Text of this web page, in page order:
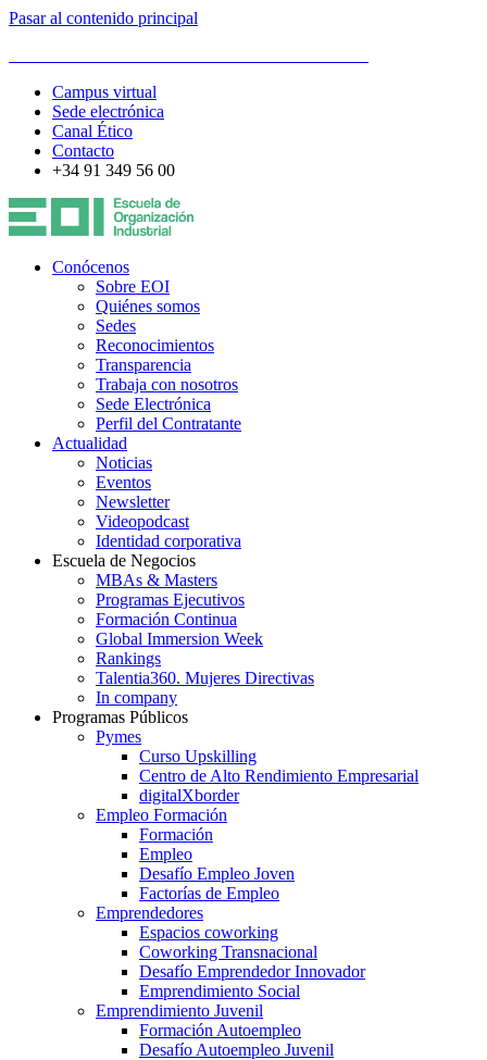
Pasar al contenido principal
Campus virtual
Sede electrónica
Canal Ético
Contacto
+34 91 349 56 00
Conócenos
Sobre EOI
Quiénes somos
Sedes
Reconocimientos
Transparencia
Trabaja con nosotros
Sede Electrónica
Perfil del Contratante
Actualidad
Noticias
Eventos
Newsletter
Videopodcast
Identidad corporativa
Escuela de Negocios
MBAs & Masters
Programas Ejecutivos
Formación Continua
Global Immersion Week
Rankings
Talentia360. Mujeres Directivas
In company
Programas Públicos
Pymes
Curso Upskilling
Centro de Alto Rendimiento Empresarial
digitalXborder
Empleo Formación
Formación
Empleo
Desafío Empleo Joven
Factorías de Empleo
Emprendedores
Espacios coworking
Coworking Transnacional
Desafío Emprendedor Innovador
Emprendimiento Social
Emprendimiento Juvenil
Formación Autoempleo
Desafío Autoempleo Juvenil